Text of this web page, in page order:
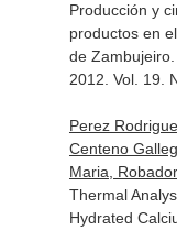
Producción y
productos en
de Zambujeiro.
2012. Vol. 19.
Perez
Centeno
Maria,
Thermal
Hydrated